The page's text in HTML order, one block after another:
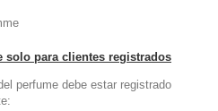
solo para clientes registrados
perfume debe estar registrado